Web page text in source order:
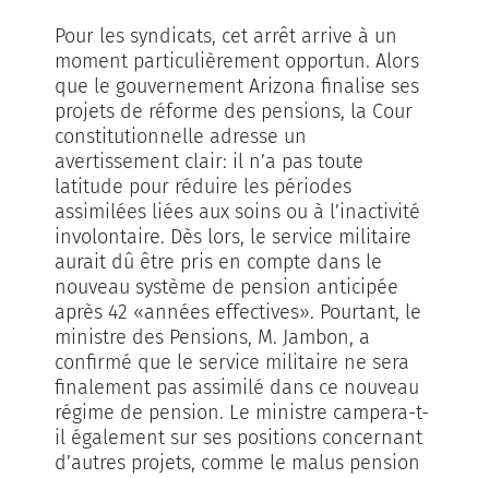
Pour les syndicats, cet arrêt arrive à un
moment particulièrement opportun. Alors
que le gouvernement Arizona finalise ses
projets de réforme des pensions, la Cour
constitutionnelle adresse un
avertissement clair: il n’a pas toute
latitude pour réduire les périodes
assimilées liées aux soins ou à l’inactivité
involontaire. Dès lors, le service militaire
aurait dû être pris en compte dans le
nouveau système de pension anticipée
après 42 «années effectives». Pourtant, le
ministre des Pensions, M. Jambon, a
confirmé que le service militaire ne sera
finalement pas assimilé dans ce nouveau
régime de pension. Le ministre campera-t-
il également sur ses positions concernant
d’autres projets, comme le malus pension